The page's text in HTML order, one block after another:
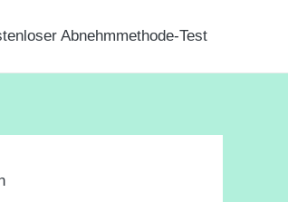
Abnehmmethode-Test